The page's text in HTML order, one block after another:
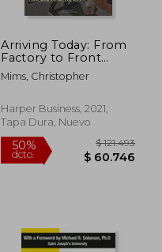
Arriving Today: From
Factory to Front
Door -- why
Everything has
and What we buy (en
Inglés)
Mims, Christopher
Harper Business, 2021,
Tapa Dura, Nuevo